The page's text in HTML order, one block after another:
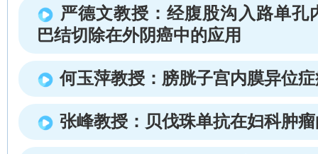
严德文教授：经腹股沟入路单孔
巴结切除在外阴癌中的应用
何玉萍教授：膀胱子宫内膜异位
张峰教授：贝伐珠单抗在妇科肿